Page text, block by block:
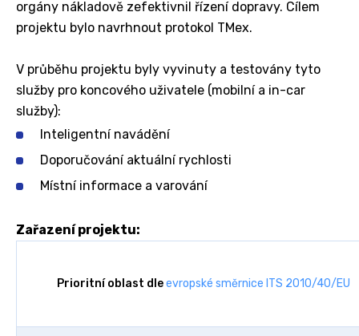
orgány nákladově zefektivnil řízení dopravy. Cílem
projektu bylo navrhnout protokol TMex.
V průběhu projektu byly vyvinuty a testovány tyto
služby pro koncového uživatele (mobilní a in-car
služby):
Inteligentní navádění
Doporučování aktuální rychlosti
Místní informace a varování
Zařazení projektu:
Prioritní oblast dleevropské směrnice ITS 2010/40/EU